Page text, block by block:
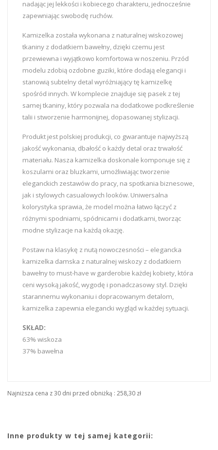
nadając jej lekkości i kobiecego charakteru, jednocześnie
zapewniając swobodę ruchów.
Kamizelka została wykonana z naturalnej wiskozowej
tkaniny z dodatkiem bawełny, dzięki czemu jest
przewiewna i wyjątkowo komfortowa w noszeniu. Przód
modelu zdobią ozdobne guziki, które dodają elegancji i
stanowią subtelny detal wyróżniający tę kamizelkę
spośród innych. W komplecie znajduje się pasek z tej
samej tkaniny, który pozwala na dodatkowe podkreślenie
talii i stworzenie harmonijnej, dopasowanej stylizacji.
Produkt jest polskiej produkcji, co gwarantuje najwyższą
jakość wykonania, dbałość o każdy detal oraz trwałość
materiału. Nasza kamizelka doskonale komponuje się z
koszulami oraz bluzkami, umożliwiając tworzenie
eleganckich zestawów do pracy, na spotkania biznesowe,
jak i stylowych casualowych looków. Uniwersalna
kolorystyka sprawia, że model można łatwo łączyć z
różnymi spodniami, spódnicami i dodatkami, tworząc
modne stylizacje na każdą okazję.
Postaw na klasykę z nutą nowoczesności – elegancka
kamizelka damska z naturalnej wiskozy z dodatkiem
bawełny to must-have w garderobie każdej kobiety, która
ceni wysoką jakość, wygodę i ponadczasowy styl. Dzięki
starannemu wykonaniu i dopracowanym detalom,
kamizelka zapewnia elegancki wygląd w każdej sytuacji.
SKŁAD:
63% wiskoza
37% bawełna
Najniższa cena z 30 dni przed obniżką : 258,30 zł
Inne produkty w tej samej kategorii: